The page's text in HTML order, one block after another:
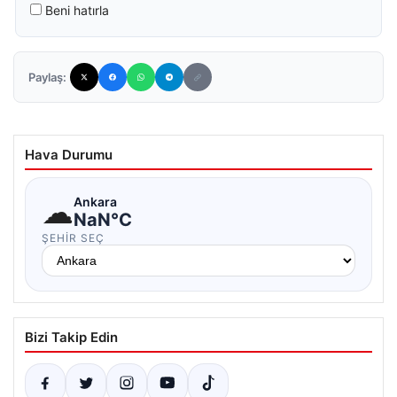
Beni hatırla
Paylaş:
Hava Durumu
☁Ankara
NaN°C
ŞEHIR SEÇ
Bizi Takip Edin